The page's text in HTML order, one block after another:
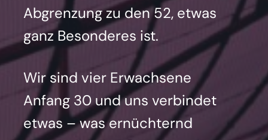
Abgren­zung zu den 52, etwas
ganz Beson­de­res ist.
Wir sind vier Erwach­se­ne
Anfang 30 und uns ver­bin­det
etwas – was ernüch­ternd